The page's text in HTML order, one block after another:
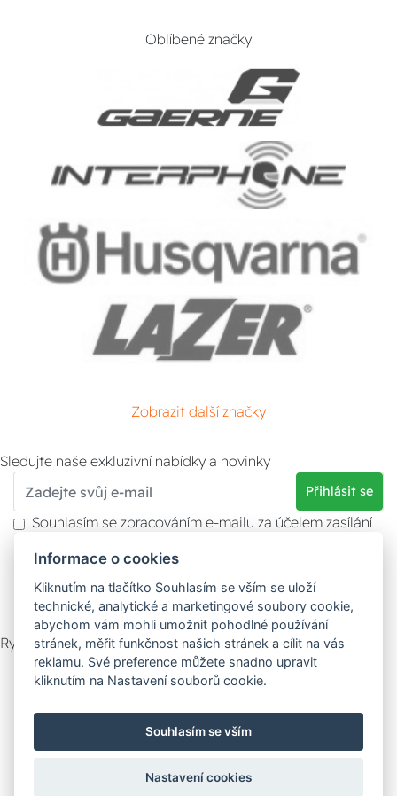
Oblíbené značky
Zobrazit další značky
Sledujte naše exkluzivní nabídky a novinky
Přihlásit se
Souhlasím se zpracováním e-mailu za účelem zasílání
Více informací naleznete v
údajů . Souhlas můžete kdykoliv odvolat.
Rychlý kontakt
Zákaznický servis Vyzvednutí zboží
Informace o cookies
Kliknutím na tlačítko Souhlasím se vším se uloží
technické, analytické a marketingové soubory cookie,
abychom vám mohli umožnit pohodlné používání
stránek, měřit funkčnost našich stránek a cílit na vás
reklamu. Své preference můžete snadno upravit
kliknutím na Nastavení souborů cookie.
Souhlasím se vším
Nastavení cookies